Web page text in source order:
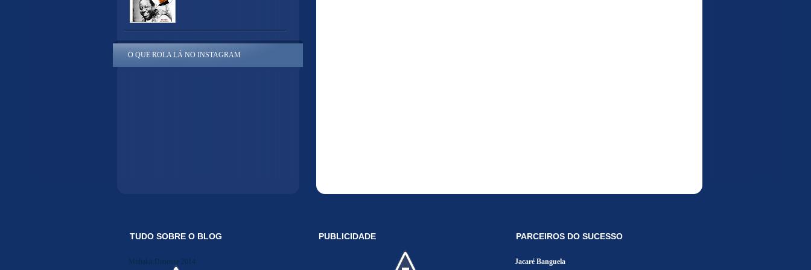
O QUE ROLA LÁ NO INSTAGRAM
TUDO SOBRE O BLOG
Midiakit Danosse 2014
PUBLICIDADE PARCEIROS DO SUCESSO
Jacaré Banguela